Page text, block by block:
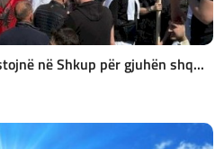
në Shkup për gjuhën shq...